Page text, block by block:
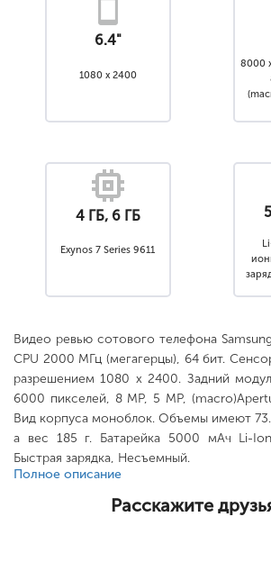
6.4"
1080 x 2400
8000
4 ГБ, 6 ГБ
Exynos 7 Series 9611
Видео ревью сотового телефона
CPU 2000 МГц (мегагерцы), 64 бит.
разрешением 1080 x 2400. Задний
6000 пикселей, 8 MP, 5 MP,
Вид корпуса моноблок. Объемы имеют
а вес 185 г. Батарейка 5000 мАч Li-
Быстрая зарядка, Несъемный.
Полное описание
Расскажите